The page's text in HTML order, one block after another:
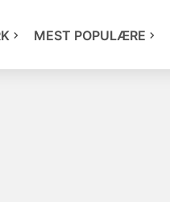
MEST POPULÆRE